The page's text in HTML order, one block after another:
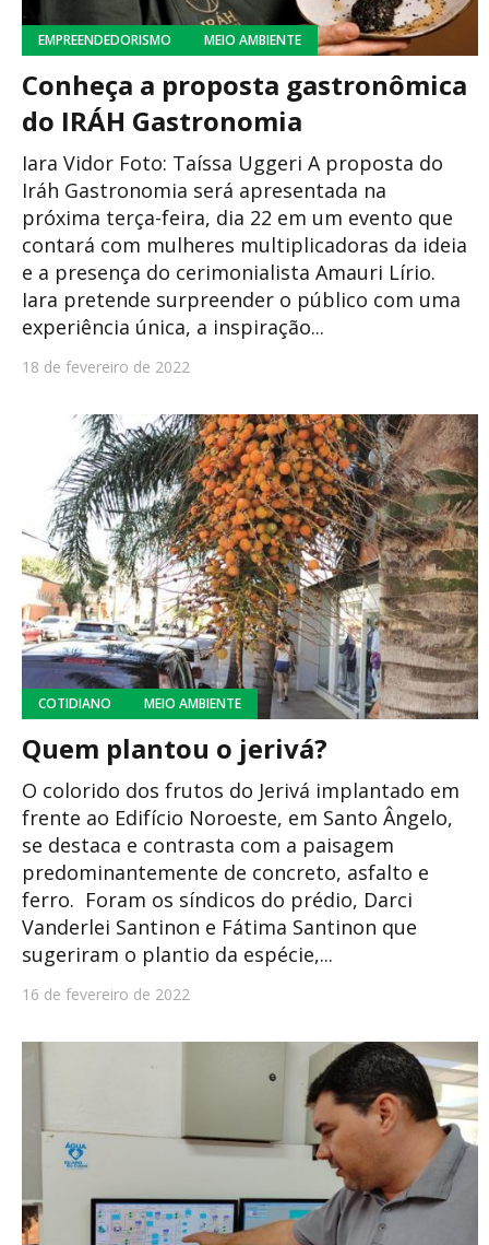
EMPREENDEDORISMO MEIO AMBIENTE
Conheça a proposta gastronômica
do IRÁH Gastronomia
Iara Vidor Foto: Taíssa Uggeri A proposta do
Iráh Gastronomia será apresentada na
próxima terça-feira, dia 22 em um evento que
contará com mulheres multiplicadoras da ideia
e a presença do cerimonialista Amauri Lírio.
Iara pretende surpreender o público com uma
experiência única, a inspiração...
18 de fevereiro de 2022
COTIDIANO MEIO AMBIENTE
Quem plantou o jerivá?
O colorido dos frutos do Jerivá implantado em
frente ao Edifício Noroeste, em Santo Ângelo,
se destaca e contrasta com a paisagem
predominantemente de concreto, asfalto e
ferro. Foram os síndicos do prédio, Darci
Vanderlei Santinon e Fátima Santinon que
sugeriram o plantio da espécie,...
16 de fevereiro de 2022